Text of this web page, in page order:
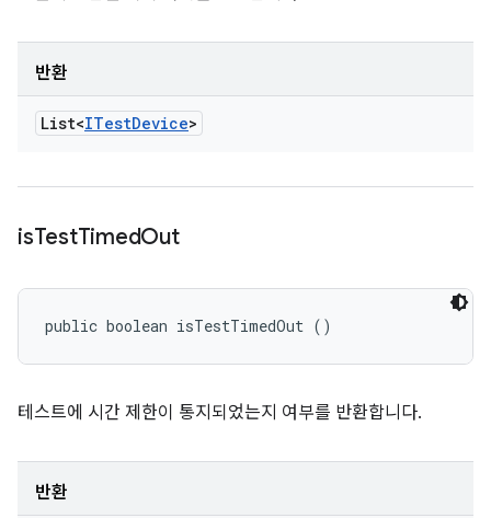
반환
List<ITestDevice>
isTestTimedOut
public boolean isTestTimedOut ()
테스트에 시간 제한이 통지되었는지 여부를 반환합니다.
반환